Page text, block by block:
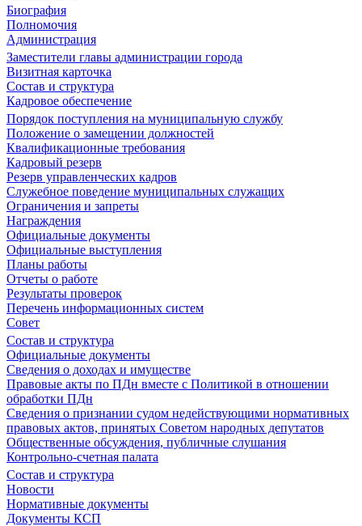
Биография
Полномочия
Администрация
Заместители главы администрации города
Визитная карточка
Состав и структура
Кадровое обеспечение
Порядок поступления на муниципальную службу
Положение о замещении должностей
Квалификационные требования
Кадровый резерв
Резерв управленческих кадров
Служебное поведение муниципальных служащих
Ограничения и запреты
Награждения
Официальные документы
Официальные выступления
Планы работы
Отчеты о работе
Результаты проверок
Перечень информационных систем
Совет
Состав и структура
Официальные документы
Сведения о доходах и имуществе
Правовые акты по ПДн вместе с Политикой в отношении
обработки ПДн
Сведения о признании судом недействующими нормативных
правовых актов, принятых Советом народных депутатов
Общественные обсуждения, публичные слушания
Контрольно-счетная палата
Состав и структура
Новости
Нормативные документы
Документы КСП